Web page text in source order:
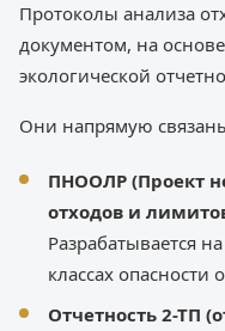
Протоколы анализа
документом, на основе
экологической
Они напрямую
ПНООЛР (Проект
отходов и
Разрабатывается
классах опасности
Отчетность 2-ТП